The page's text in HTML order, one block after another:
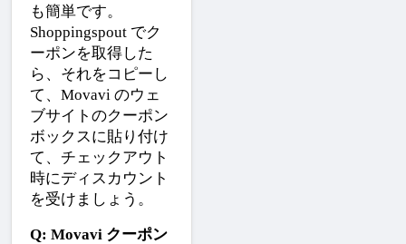
も簡単です。
Shoppingspout でク
ーポンを取得した
ら、それをコピーし
て、Movavi のウェ
ブサイトのクーポン
ボックスに貼り付け
て、チェックアウト
時にディスカウント
を受けましょう。
Q: Movavi クーポン